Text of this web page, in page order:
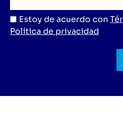
Estoy de acuerdo con
Política de privacidad